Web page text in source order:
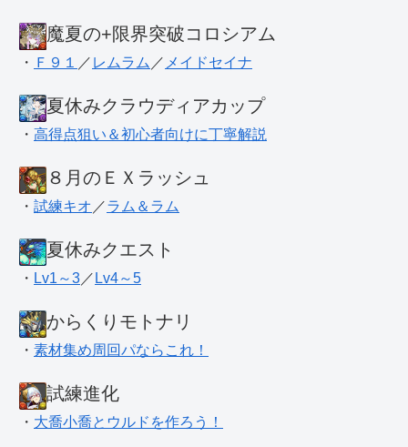
魔夏の+限界突破コロシアム
・ Ｆ９１ ／ レムラム ／ メイドセイナ
夏休みクラウディアカップ
・ 高得点狙い＆初心者向けに丁寧解説
８月のＥＸラッシュ
・ 試練キオ ／ラム＆ラム
夏休みクエスト
・ Lv1～3 ／ Lv4～5
からくりモトナリ
・ 素材集め周回パならこれ！
試練進化
・ 大喬小喬とウルドを作ろう！